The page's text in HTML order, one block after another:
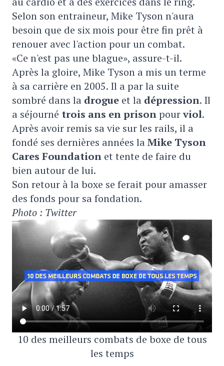
Selon son entraineur, Mike Tyson n'aura
besoin que de six mois pour être fin prêt à
renouer avec l'action pour un combat.
«Ce n'est pas une blague», assure-t-il.
Après la gloire, Mike Tyson a mis un terme
à sa carrière en 2005. Il a par la suite
sombré dans la drogue et la dépression. Il
a séjourné trois ans en prisonpourviol.
Après avoir remis sa vie sur les rails, il a
fondé ses dernières années laMike Tyson
Cares Foundation et tente de faire du
bien autour de lui.
Son retour à la boxe se ferait pour amasser
des fonds pour sa fondation.
Photo : Twitter
10 des meilleurs combats de boxe de tous
les temps